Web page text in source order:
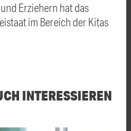
Erziehern hat das
im Bereich der Kitas
INTERESSIEREN